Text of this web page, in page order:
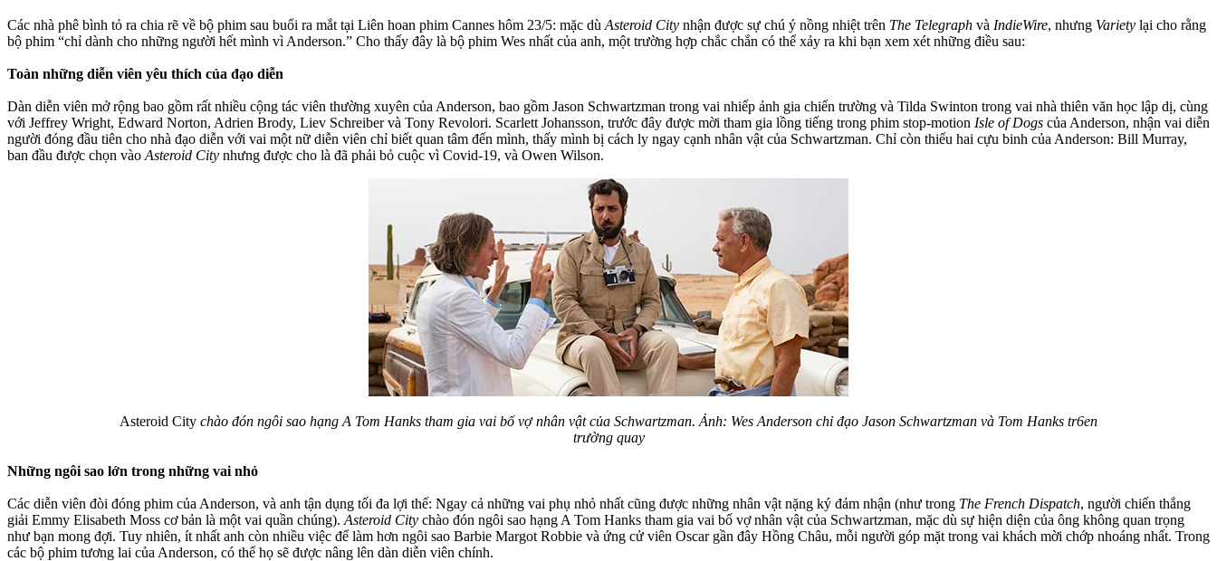
Các nhà phê bình tỏ ra chia rẽ về bộ phim sau buổi ra mắt tại Liên hoan phim Cannes hôm 23/5: mặc dù Asteroid City nhận được sự chú ý nồng nhiệt trên The Telegraph và IndieWire, nhưng Variety lại cho rằng
bộ phim “chỉ dành cho những người hết mình vì Anderson.” Cho thấy đây là bộ phim Wes nhất của anh, một trường hợp chắc chắn có thể xảy ra khi bạn xem xét những điều sau:
Toàn những diễn viên yêu thích của đạo diễn
Dàn diễn viên mở rộng bao gồm rất nhiều cộng tác viên thường xuyên của Anderson, bao gồm Jason Schwartzman trong vai nhiếp ảnh gia chiến trường và Tilda Swinton trong vai nhà thiên văn học lập dị, cùng
với Jeffrey Wright, Edward Norton, Adrien Brody, Liev Schreiber và Tony Revolori. Scarlett Johansson, trước đây được mời tham gia lồng tiếng trong phim stop-motion Isle of Dogs của Anderson, nhận vai diễn
người đóng đầu tiên cho nhà đạo diễn với vai một nữ diễn viên chỉ biết quan tâm đến mình, thấy mình bị cách ly ngay cạnh nhân vật của Schwartzman. Chỉ còn thiếu hai cựu binh của Anderson: Bill Murray,
ban đầu được chọn vào Asteroid City nhưng được cho là đã phải bỏ cuộc vì Covid-19, và Owen Wilson.
Asteroid City chào đón ngôi sao hạng A Tom Hanks tham gia vai bố vợ nhân vật của Schwartzman. Ảnh: Wes Anderson chỉ đạo Jason Schwartzman và Tom Hanks tr6en
trường quay
Những ngôi sao lớn trong những vai nhỏ
Các diễn viên đòi đóng phim của Anderson, và anh tận dụng tối đa lợi thế: Ngay cả những vai phụ nhỏ nhất cũng được những nhân vật nặng ký đảm nhận (như trong The French Dispatch, người chiến thắng
giải Emmy Elisabeth Moss cơ bản là một vai quần chúng). Asteroid City chào đón ngôi sao hạng A Tom Hanks tham gia vai bố vợ nhân vật của Schwartzman, mặc dù sự hiện diện của ông không quan trọng
như bạn mong đợi. Tuy nhiên, ít nhất anh còn nhiều việc để làm hơn ngôi sao Barbie Margot Robbie và ứng cử viên Oscar gần đây Hồng Châu, mỗi người góp mặt trong vai khách mời chớp nhoáng nhất. Trong
các bộ phim tương lai của Anderson, có thể họ sẽ được nâng lên dàn diễn viên chính.